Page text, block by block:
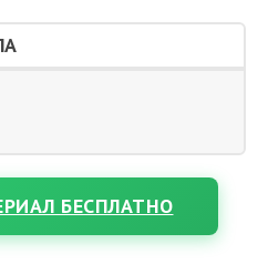
БЕСПЛАТНО